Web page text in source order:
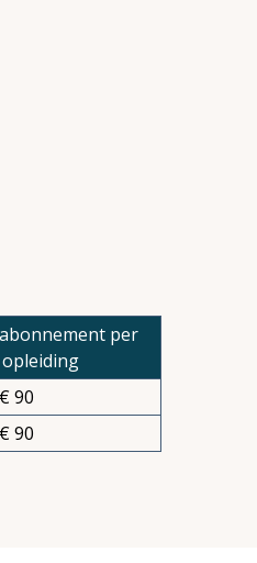
per
€ 90
€ 90